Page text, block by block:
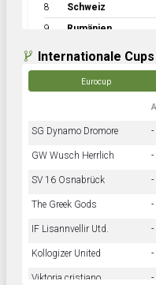
8 Schweiz
9 Rumänien
Internationale Cups
Eurocup
SG Dynamo Dromore -
GW Wusch Herrlich -
SV 16 Osnabrück -
The Greek Gods -
IF Lisannvellir Utd. -
Kollogizer United -
Viktoria cristiano -